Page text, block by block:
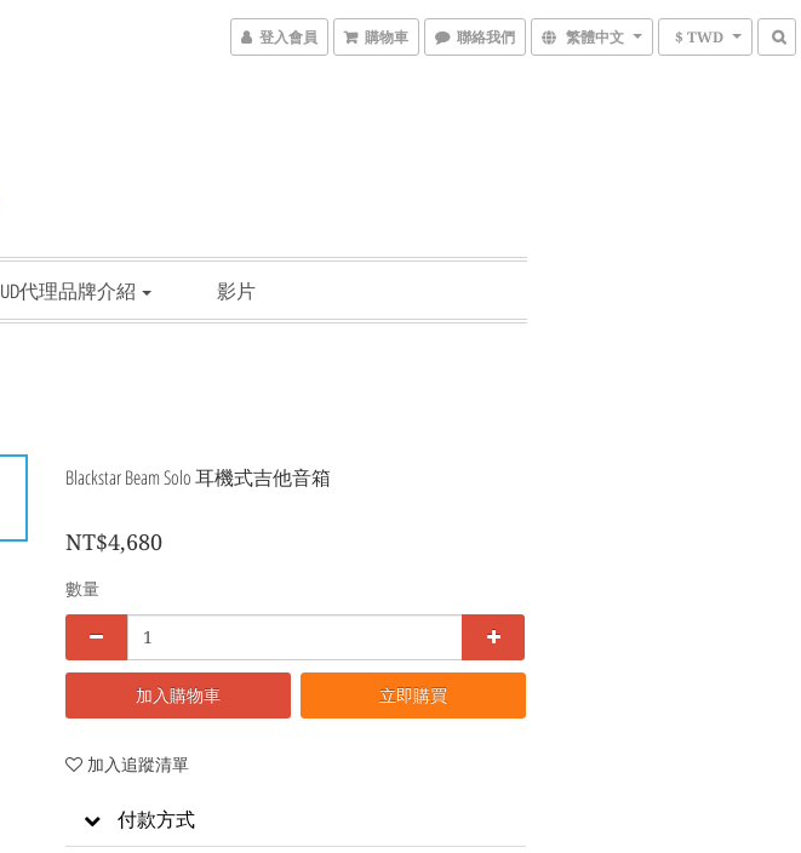
登入會員 購物車 聯絡我們 繁體中文 $ TWD
UD代理品牌介紹 影片
Blackstar Beam Solo 耳機式吉他音箱
NT$4,680
數量
加入購物車 立即購買
加入追蹤清單
付款方式